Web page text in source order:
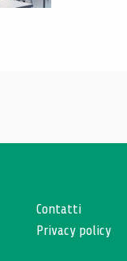
Contatti
Privacy policy